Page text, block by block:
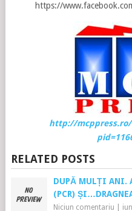
https://
http://
RELATED POSTS
DUPĂ MULȚI ANI.
(PCR)
Niciun comentariu